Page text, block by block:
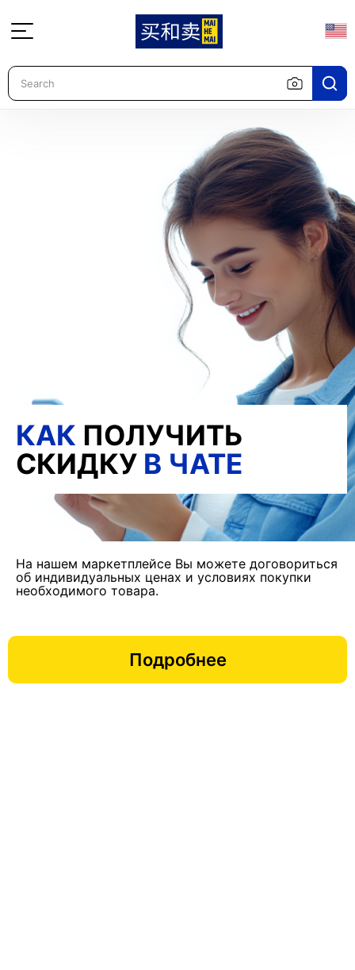
КАК ПОЛУЧИТЬ
СКИДКУ В ЧАТЕ
На нашем маркетплейсе Вы можете договориться
об индивидуальных ценах и условиях покупки
необходимого товара.
Подробнее